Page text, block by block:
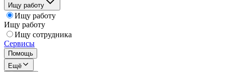
Ищу работу
Ищу работу
Ищу работу
Ищу сотрудника
Сервисы
Помощь
Ещё